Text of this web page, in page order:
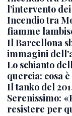
l’intervento
Incendio tra
fiamme
Il Barcellona
immagini
Lo schianto
quercia: cosa
Il tanko del
Serenissimo:
resistere per